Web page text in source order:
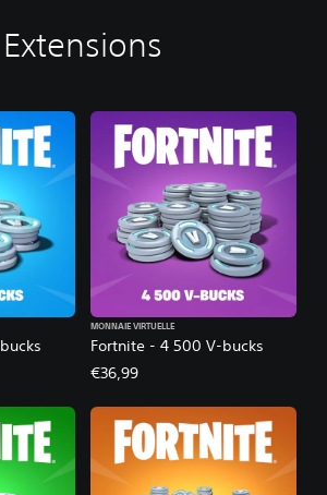
Extensions
Fortnite - 4 500 V-bucks
MONNAIE VIRTUELLE
€36,99